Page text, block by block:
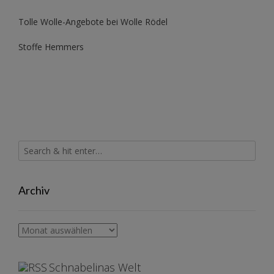
Tolle Wolle-Angebote bei Wolle Rödel
Stoffe Hemmers
Archiv
Archiv
Schnabelinas Welt